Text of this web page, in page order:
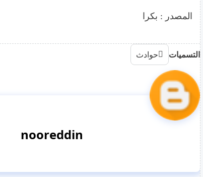
المصدر : بكرا
التسميات حوادث
nooreddin